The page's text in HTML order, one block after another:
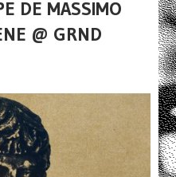
DE MASSIMO
@ GRND